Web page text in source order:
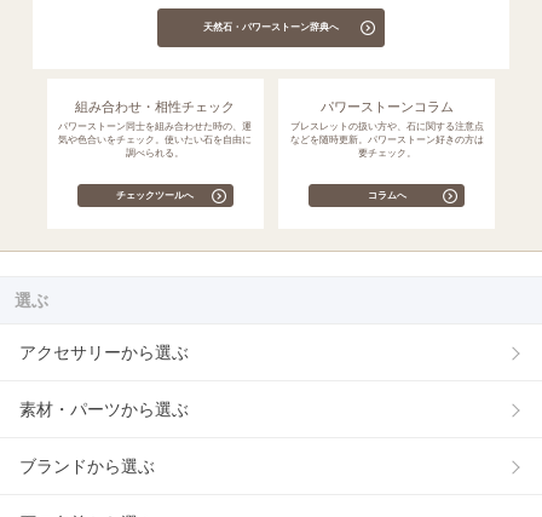
天然石・パワーストーン辞典へ
組み合わせ・相性チェック
パワーストーン同士を組み合わせた時の、運
気や色合いをチェック。使いたい石を自由に
調べられる。
チェックツールへ
パワーストーンコラム
ブレスレットの扱い方や、石に関する注意点
などを随時更新。パワーストーン好きの方は
要チェック。
コラムへ
選ぶ
アクセサリーから選ぶ
素材・パーツから選ぶ
ブランドから選ぶ